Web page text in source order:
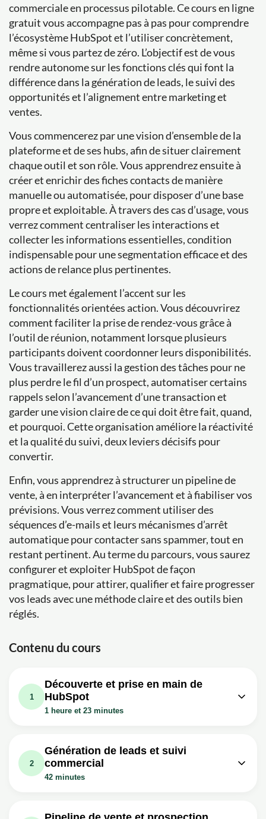
commerciale en processus pilotable. Ce cours en ligne
gratuit vous accompagne pas à pas pour comprendre
l’écosystème HubSpot et l’utiliser concrètement,
même si vous partez de zéro. L’objectif est de vous
rendre autonome sur les fonctions clés qui font la
différence dans la génération de leads, le suivi des
opportunités et l’alignement entre marketing et
ventes.
Vous commencerez par une vision d’ensemble de la
plateforme et de ses hubs, afin de situer clairement
chaque outil et son rôle. Vous apprendrez ensuite à
créer et enrichir des fiches contacts de manière
manuelle ou automatisée, pour disposer d’une base
propre et exploitable. À travers des cas d’usage, vous
verrez comment centraliser les interactions et
collecter les informations essentielles, condition
indispensable pour une segmentation efficace et des
actions de relance plus pertinentes.
Le cours met également l’accent sur les
fonctionnalités orientées action. Vous découvrirez
comment faciliter la prise de rendez-vous grâce à
l’outil de réunion, notamment lorsque plusieurs
participants doivent coordonner leurs disponibilités.
Vous travaillerez aussi la gestion des tâches pour ne
plus perdre le fil d’un prospect, automatiser certains
rappels selon l’avancement d’une transaction et
garder une vision claire de ce qui doit être fait, quand,
et pourquoi. Cette organisation améliore la réactivité
et la qualité du suivi, deux leviers décisifs pour
convertir.
Enfin, vous apprendrez à structurer un pipeline de
vente, à en interpréter l’avancement et à fiabiliser vos
prévisions. Vous verrez comment utiliser des
séquences d’e-mails et leurs mécanismes d’arrêt
automatique pour contacter sans spammer, tout en
restant pertinent. Au terme du parcours, vous saurez
configurer et exploiter HubSpot de façon
pragmatique, pour attirer, qualifier et faire progresser
vos leads avec une méthode claire et des outils bien
réglés.
Contenu du cours
1
Découverte et prise en main de
HubSpot
1 heure et 23 minutes
LE TOUR COMPLET EN FRANÇAIS
???????? (CRM, MARKETING
Exercice: De quels trois hubs principaux se compose la
2
Génération de leads et suivi
commercial
42 minutes
VOS PREMIERS LEADS AVEC